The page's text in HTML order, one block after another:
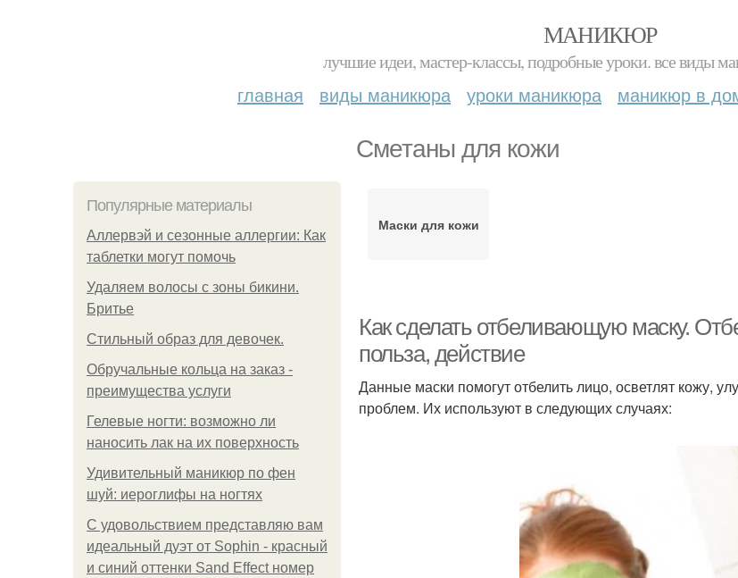
МАНИКЮР
лучшие идеи, мастер-классы, подробные уроки. все виды
главная виды маникюра уроки маникюра маникюр в
Сметаны для кожи
Популярные материалы
Аллервэй и сезонные аллергии: Как
таблетки могут помочь
Удаляем волосы с зоны бикини.
Бритье
Стильный образ для девочек.
Обручальные кольца на заказ -
преимущества услуги
Гелевые ногти: возможно ли
наносить лак на их поверхность
Удивительный маникюр по фен
шуй: иероглифы на ногтях
С удовольствием представляю вам
идеальный дуэт от Sophin - красный
и синий оттенки Sand Effect номер
Маски для кожи
Как сделать отбеливающую маску.
польза, действие
Данные маски помогут отбелить лицо, осветлят кожу,
проблем. Их используют в следующих случаях: